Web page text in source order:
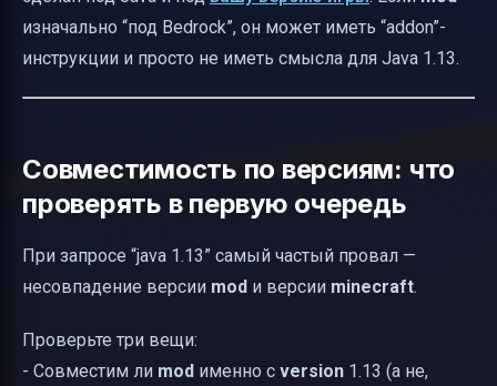
изначально “под Bedrock”, он может иметь “addon”-
инструкции и просто не иметь смысла для Java 1.13.
Совместимость по версиям: что
проверять в первую очередь
При запросе “java 1.13” самый частый провал —
несовпадение версии mod и версии minecraft.
Проверьте три вещи:
- Совместим ли mod именно с version 1.13 (а не,